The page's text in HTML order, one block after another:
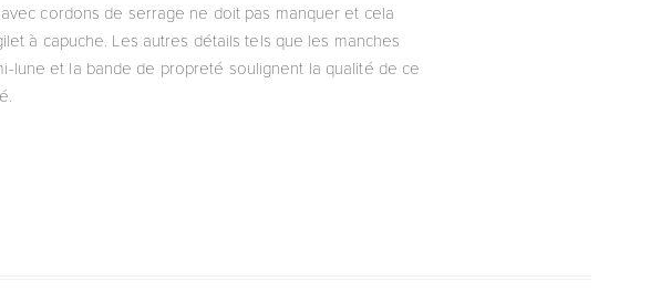
cordons de serrage ne doit pas manquer et cela
à capuche. Les autres détails tels que les manches
et la bande de propreté soulignent la qualité de ce